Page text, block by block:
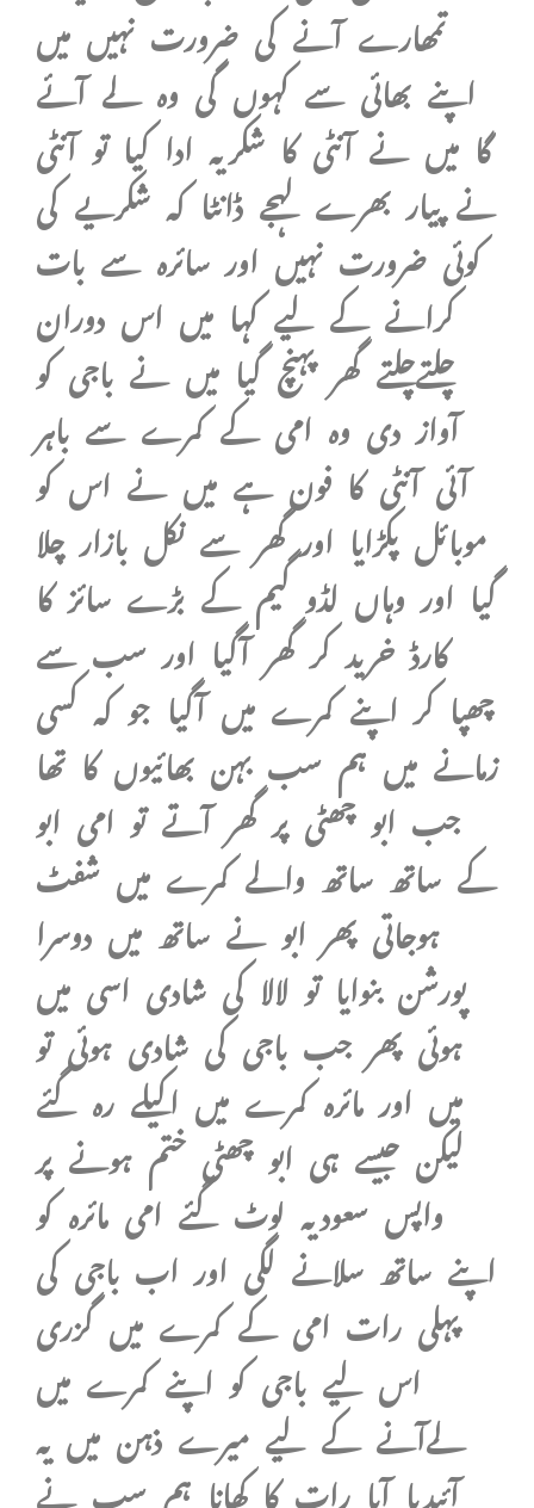
تمھارے آنے کی ضرورت نہیں میں
اپنے بھائی سے کہوں گی وہ لے آئے
گا میں نے آنٹی کا شکریہ ادا کیا تو آنٹی
نے پیار بھرے لہجے ڈانٹا کہ شکریے کی
کوئی ضرورت نہیں اور سائرہ سے بات
کرانے کے لیے کہا میں اس دوران
چلتےچلتے گھر پہنچ گیا میں نے باجی کو
آواز دی وہ امی کے کمرے سے باہر
آئی آنٹی کا فون ہے میں نے اس کو
موبائل پکڑایا اور گھر سے نکل بازار چلا
گیا اور وہاں لڈو گیم کے بڑے سائز کا
کارڈ خرید کر گھر آگیا اور سب سے
چھپا کر اپنے کمرے میں آگیا جو کہ کسی
زمانے میں ہم سب بہن بھائیوں کا تھا
جب ابو چھٹی پر گھر آتے تو امی ابو
کے ساتھ ساتھ والے کمرے میں شفٹ
ہوجاتی پھر ابو نے ساتھ میں دوسرا
پورشن بنوایا تو لالا کی شادی اسی میں
ہوئی پھر جب باجی کی شادی ہوئی تو
میں اور مائرہ کمرے میں اکیلے رہ گئے
لیکن جیسے ہی ابو چھٹی ختم ہونے پر
واپس سعودیہ لوٹ گئے امی مائرہ کو
اپنے ساتھ سلانے لگی اور اب باجی کی
پہلی رات امی کے کمرے میں گزری
اس لیے باجی کو اپنے کمرے میں
لےآنے کے لیے میرے ذہن میں یہ
آئیدیا آیا رات کا کھانا ہم سب نے